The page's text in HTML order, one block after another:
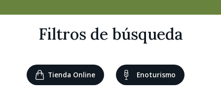
Filtros de búsqueda
Tienda Online Enoturismo